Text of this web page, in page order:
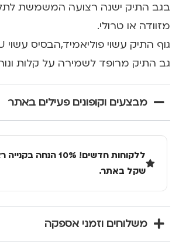
בגב התיק ישנה רצועה המשמשת
מזוודה או טרולי.
גוף התיק עשוי פוליאמיד,הבסיס עשוי PU
גב התיק מרופד לשמירה על קלות
מבצעים וקופונים פעילים באתר
שקל באתר.
משלוחים וזמני אספקה